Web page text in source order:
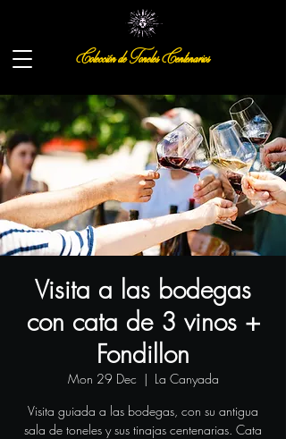
Colección de Toneles Centenarios
Visita a las bodegas
con cata de 3 vinos +
Fondillon
Mon 29 Dec
  |
La Canyada
Visita guiada a las bodegas, con su antigua
sala de toneles y sus tinajas centenarias. Cata